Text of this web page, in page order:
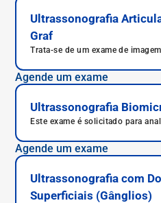
Ultrassonografia
Graf
Trata-se de um exame de
Agende um exame
Ultrassonografia
Este exame é solicitado para
Agende um exame
Ultrassonografia com
Superficiais (Gânglios)